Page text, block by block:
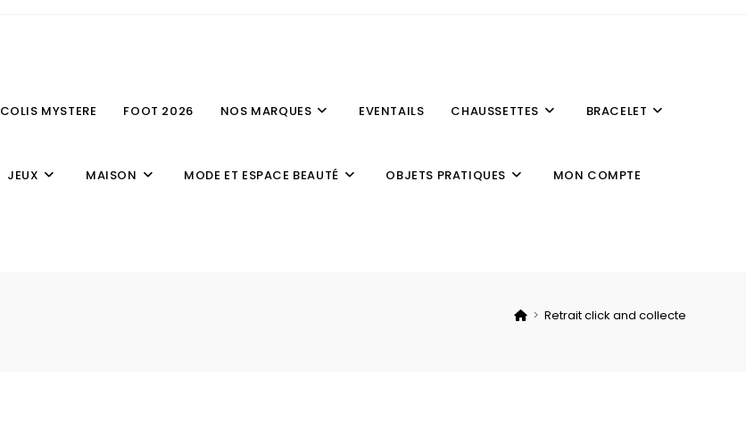
COLIS MYSTERE FOOT 2026 NOS MARQUES EVENTAILS CHAUSSETTES BRACELET
JEUX MAISON MODE ET ESPACE BEAUTÉ OBJETS PRATIQUES MON COMPTE
> Retrait click and collecte